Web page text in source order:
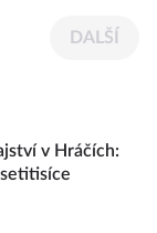
DALŠÍ
v Hráčích: